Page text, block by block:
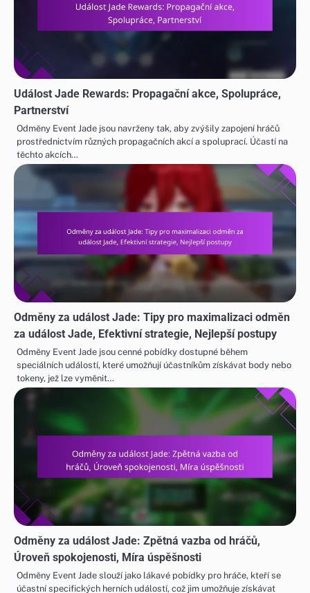
Událost Jade Rewards: Propagační akce, Spolupráce,
Partnerství
Odměny Event Jade jsou navrženy tak, aby zvýšily zapojení hráčů
prostřednictvím různých propagačních akcí a spoluprací. Účastí na
těchto akcích…
Odměny za událost Jade: Tipy pro maximalizaci odměn
za událost Jade, Efektivní strategie, Nejlepší postupy
Odměny Event Jade jsou cenné pobídky dostupné během
speciálních událostí, které umožňují účastníkům získávat body nebo
tokeny, jež lze vyměnit…
Odměny za událost Jade: Zpětná vazba od hráčů,
Úroveň spokojenosti, Míra úspěšnosti
Odměny Event Jade slouží jako lákavé pobídky pro hráče, kteří se
účastní specifických herních událostí, což jim umožňuje získávat